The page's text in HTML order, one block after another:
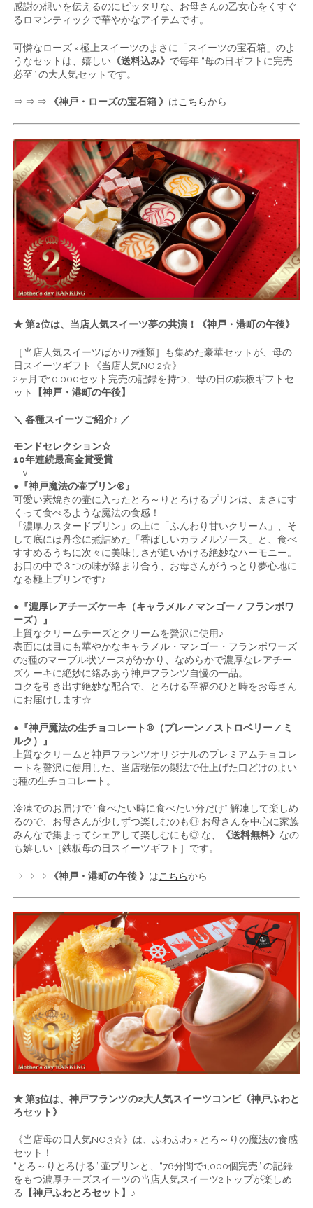
感謝の想いを伝えるのにピッタリな、お母さんの乙女心をくすぐ
るロマンティックで華やかなアイテムです。
可憐なローズ × 極上スイーツのまさに「スイーツの宝石箱」のよ
うなセットは、嬉しい 《送料込み》 で毎年 “母の日ギフトに完売
必至” の大人気セットです。
⇒ ⇒ ⇒ 《神戸・ローズの宝石箱 》 はこちらから
★ 第2位は、当店人気スイーツ夢の共演！《神戸・港町の午後》
［当店人気スイーツばかり7種類］も集めた豪華セットが、母の
日スイーツギフト《当店人気NO.2☆》
2ヶ月で10,000セット完売の記録を持つ、母の日の鉄板ギフトセ
ット
【神戸・港町の午後】
＼ 各種スイーツご紹介♪ ／
──────────
モンドセレクション☆
10年連続最高金賞受賞
─ｖ────────
●『神戸魔法の壷プリン®』
可愛い素焼きの壷に入ったとろ～りとろけるプリンは、まさにす
くって食べるような魔法の食感！
「濃厚カスタードプリン」の上に「ふんわり甘いクリーム」、そ
して底には丹念に煮詰めた「香ばしいカラメルソース」と、食べ
すすめるうちに次々に美味しさが追いかける絶妙なハーモニー。
お口の中で３つの味が絡まり合う、お母さんがうっとり夢心地に
なる極上プリンです♪
●『濃厚レアチーズケーキ（キャラメル / マンゴー / フランボワ
ーズ）』
上質なクリームチーズとクリームを贅沢に使用♪
表面には目にも華やかなキャラメル・マンゴー・フランボワーズ
の3種のマーブル状ソースがかかり、なめらかで濃厚なレアチー
ズケーキに絶妙に絡みあう神戸フランツ自慢の一品。
コクを引き出す絶妙な配合で、とろける至福のひと時をお母さん
にお届けします☆
●『神戸魔法の生チョコレート®（プレーン / ストロベリー / ミ
ルク）』
上質なクリームと神戸フランツオリジナルのプレミアムチョコレ
ートを贅沢に使用した、当店秘伝の製法で仕上げた口どけのよい
3種の生チョコレート。
冷凍でのお届けで “食べたい時に食べたい分だけ” 解凍して楽しめ
るので、お母さんが少しずつ楽しむのも◎ お母さんを中心に家族
みんなで集まってシェアして楽しむにも◎ な、
《送料無料》 なの
も嬉しい［鉄板母の日スイーツギフト］です。
⇒ ⇒ ⇒ 《神戸・港町の午後 》 はこちらから
★ 第3位は、神戸フランツの2大人気スイーツコンビ《神戸ふわと
ろセット》
《当店母の日人気NO.3☆》は、ふわふわ × とろ～りの魔法の食感
セット！
“とろ～りとろける” 壷プリンと、“76分間で1,000個完売” の記録
をもつ濃厚チーズスイーツの当店人気スイーツ2トップが楽しめ
る
【神戸ふわとろセット】 ♪